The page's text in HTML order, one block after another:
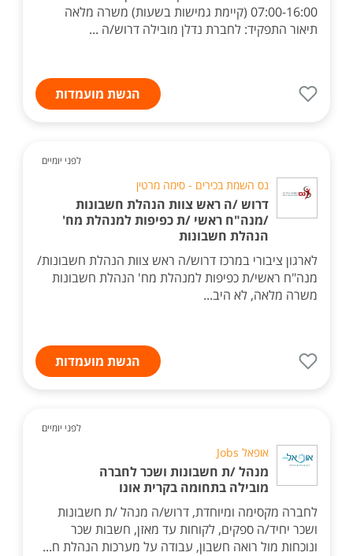
07:00-16:00 (קיימת גמישות בשעות) משרה מלאה
תיאור התפקיד: לחברת נדלן מובילה דרוש/ה ...
הגשת מועמדות
לפני יומיים
נס השמת בכירים - סימה מרטין
דרוש /ה ראש צוות הנהלת חשבונות
/מנה"ח ראשי /ת כפיפות למנהלת מח'
הנהלת חשבונות
לארגון ציבורי במרכז דרוש/ה ראש צוות הנהלת חשבונות/
מנה"ח ראשי/ת כפיפות למנהלת מח' הנהלת חשבונות
משרה מלאה, לא היב...
הגשת מועמדות
לפני יומיים
אופאל Jobs
מנהל /ת חשבונות ושכר לחברה
מובילה בתחומה בקרית אונו
לחברה מקסימה ומיוחדת, דרוש/ה מנהל /ת חשבונות
ושכר יחיד/ה ספקים, לקוחות עד מאזן, חשבות שכר
ונוכחות מול רואה חשבון, עבודה על מערכות הנהלת ח...